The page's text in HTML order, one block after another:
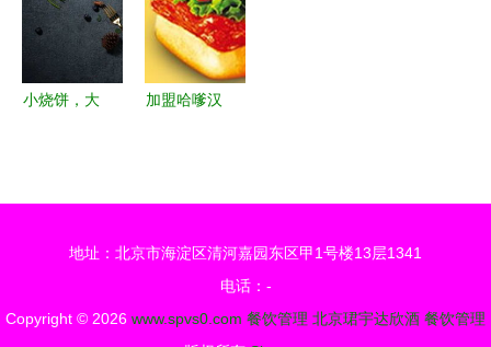
开启小吃创
新引擎
小烧饼，大
加盟哈嗲汉
地址：北京市海淀区清河嘉园东区甲1号楼13层1341
电话：-
Copyright © 2026 www.spvs0.com 餐饮管理 北京珺宇达欣酒 餐饮管理